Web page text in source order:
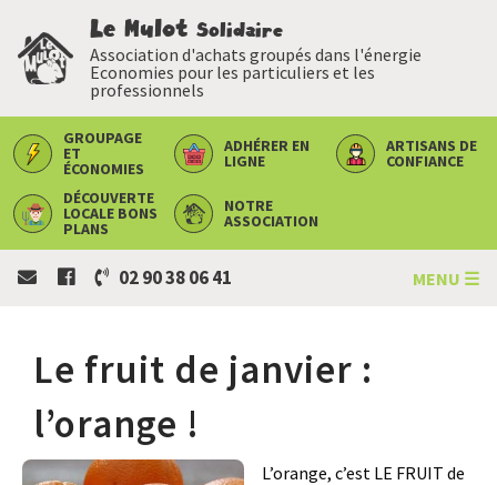
Le Mulot Solidaire
Association d'achats groupés dans l'énergie
Economies pour les particuliers et les
professionnels
GROUPAGE
ET
ÉCONOMIES
ADHÉRER EN
LIGNE
ARTISANS DE
CONFIANCE
DÉCOUVERTE
LOCALE BONS
PLANS
NOTRE
ASSOCIATION
02 90 38 06 41 MENU ☰
Le fruit de janvier :
l’orange !
L’orange, c’est LE FRUIT de